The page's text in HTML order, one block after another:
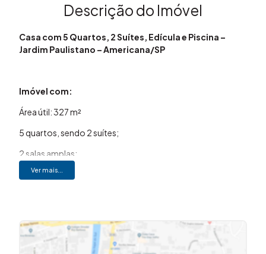
Descrição do Imóvel
Casa com 5 Quartos, 2 Suítes, Edícula e Piscina –
Jardim Paulistano – Americana/SP
Imóvel com:
Área útil: 327 m²
5 quartos, sendo 2 suítes;
2 salas amplas;
4 banheiros;
Cozinha planejada;
Ver mais...